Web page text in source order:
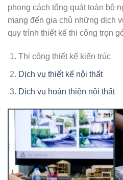
phong cách tổng quát toàn bộ
mang đến gia chủ những dịch
quy trình thiết kế thi công trọn
Thi công thiết kế kiến trúc
Dịch vụ thiết kế nội thất
Dịch vụ hoàn thiện nội thất